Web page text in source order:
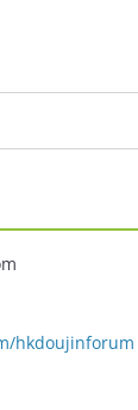
hkdoujinforum